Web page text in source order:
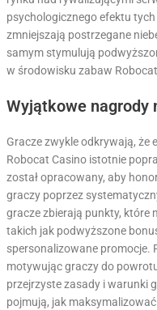
psychologicznego efektu
zmniejszają postrzegane
samym stymulują
w środowisku zabaw
Wyjątkowe nagrody
Gracze zwykle odkrywają,
Robocat Casino istotnie
został opracowany, aby
graczy poprzez
gracze zbierają punkty, które
takich jak podwyższone
spersonalizowane promocje.
motywując graczy do
przejrzyste zasady i warunki
pojmują, jak